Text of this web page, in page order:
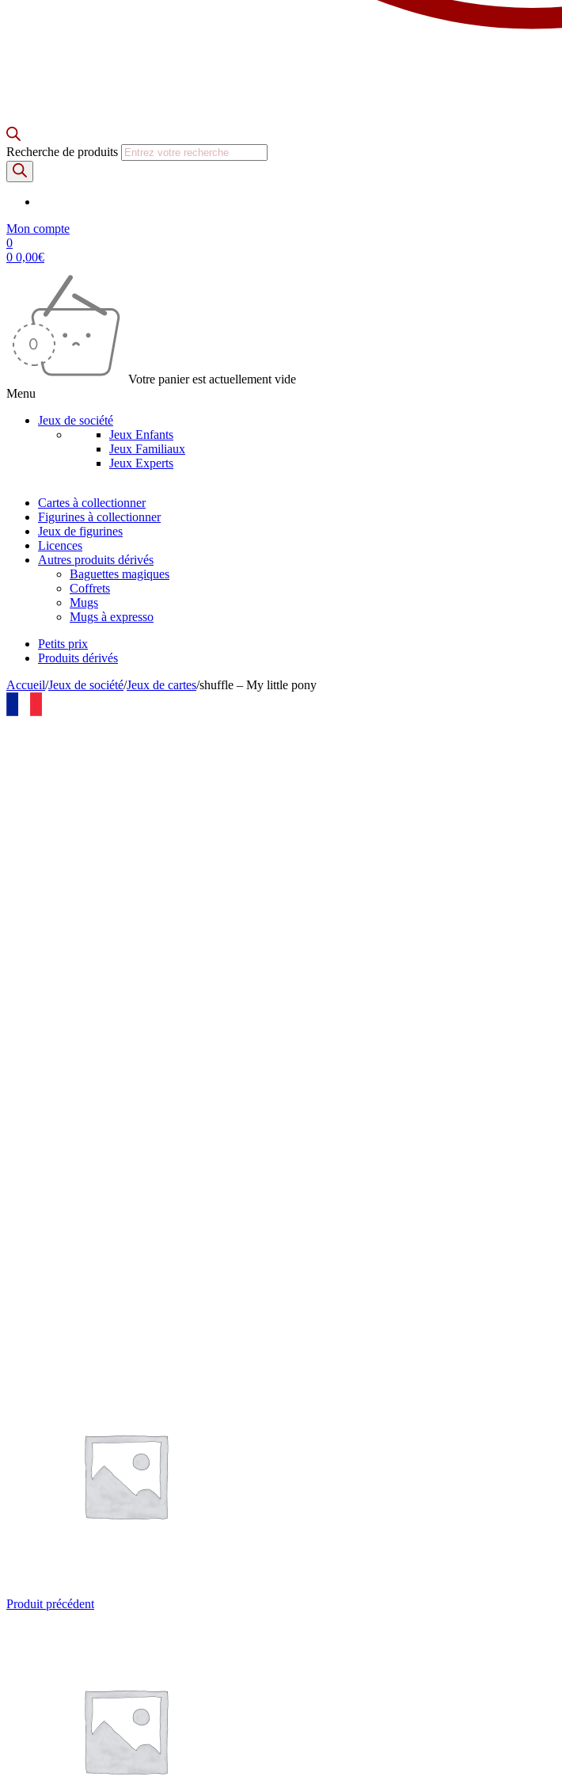
Recherche de produits
Mon compte
0
0 0,00€
Votre panier est actuellement vide
Menu
Jeux de société
Jeux Enfants
Jeux Familiaux
Jeux Experts
Cartes à collectionner
Figurines à collectionner
Jeux de figurines
Licences
Autres produits dérivés
Baguettes magiques
Coffrets
Mugs
Mugs à expresso
Petits prix
Produits dérivés
Accueil/Jeux de société/Jeux de cartes/shuffle – My little pony
Produit précédent